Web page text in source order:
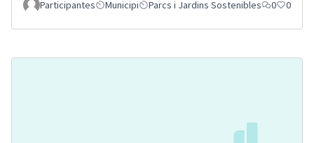
Participantes Municipi Parcs i Jardins Sostenibles 0 0